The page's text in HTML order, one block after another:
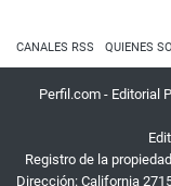
CANALES RSS QUIENES
Perfil.com - Editorial
Registro de la
Dirección: California